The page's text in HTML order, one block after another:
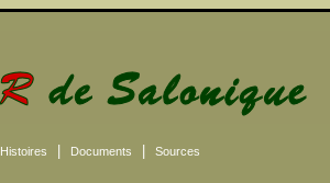
Histoires Documents Sources